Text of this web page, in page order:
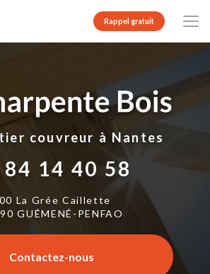
Rappel gratuit
couvreur à Nantes
14 40 58
La Grée Caillette
GUÉMENÉ-PENFAO
Contactez-nous